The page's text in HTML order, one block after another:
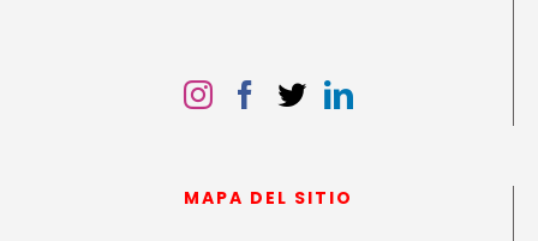
MAPA DEL SITIO